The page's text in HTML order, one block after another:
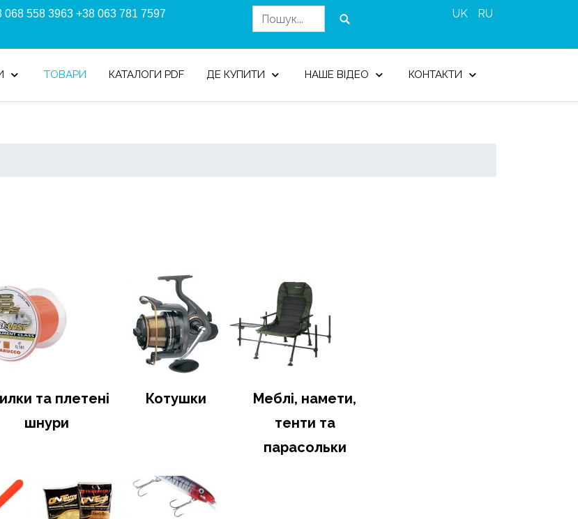
068 558 3963 +38 063 781 7597 UK RU
ТОВАРИ КАТАЛОГИ PDF ДЕ КУПИТИ НАШЕ ВІДЕО КОНТАКТИ
та плетені
шнури
Котушки
Меблі, намети,
тенти та
парасольки